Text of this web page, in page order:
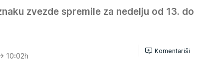
zvezde spremile za nedelju od 13. do
10:02h
Komentariši